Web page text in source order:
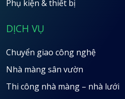
Phụ kiện & thiết bị
DỊCH VỤ
Chuyển giao công nghệ
Nhà màng sân vườn
Thi công nhà màng – nhà lưới